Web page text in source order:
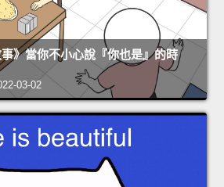
》當你不小心說『你也是』的時
03-02